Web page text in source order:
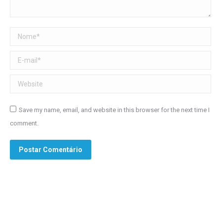
Nome *
E-mail *
Website
Save my name, email, and website in this browser for the next time I
comment.
Postar Comentário